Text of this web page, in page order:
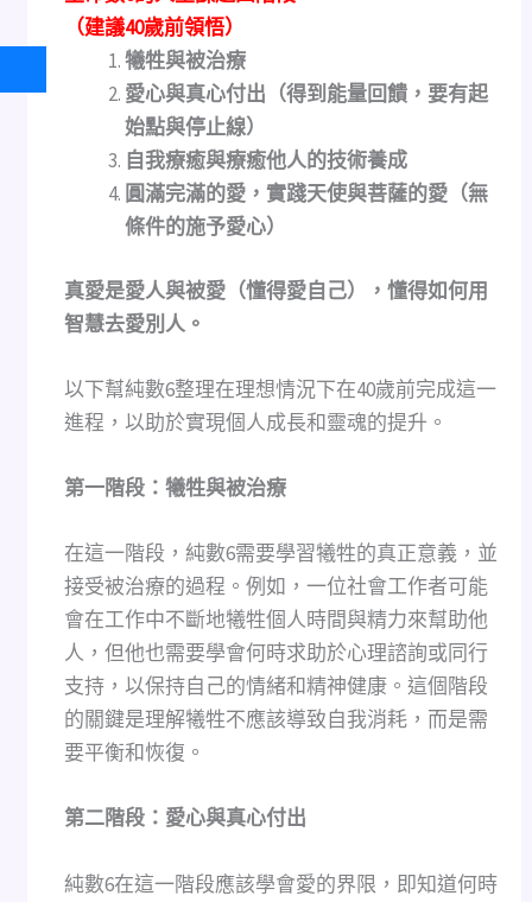
（建議40歲前領悟）
犧牲與被治療
愛心與真心付出（得到能量回饋，要有起
始點與停止線）
自我療癒與療癒他人的技術養成
圓滿完滿的愛，實踐天使與菩薩的愛（無
條件的施予愛心）
真愛是愛人與被愛（懂得愛自己），懂得如何用
智慧去愛別人。
以下幫純數6整理在理想情況下在40歲前完成這一
進程，以助於實現個人成長和靈魂的提升。
第一階段：犧牲與被治療
在這一階段，純數6需要學習犧牲的真正意義，並
接受被治療的過程。例如，一位社會工作者可能
會在工作中不斷地犧牲個人時間與精力來幫助他
人，但他也需要學會何時求助於心理諮詢或同行
支持，以保持自己的情緒和精神健康。這個階段
的關鍵是理解犧牲不應該導致自我消耗，而是需
要平衡和恢復。
第二階段：愛心與真心付出
純數6在這一階段應該學會愛的界限，即知道何時